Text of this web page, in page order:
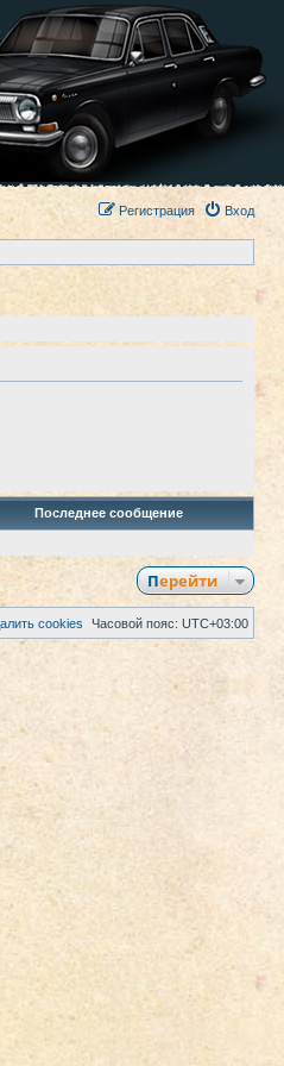
Вход
Регистрация
Последнее сообщение
Перейти
Часовой пояс: UTC+03:00
cookies